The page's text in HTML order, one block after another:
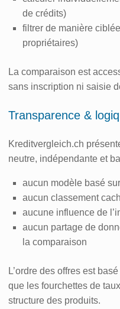
de crédits)
filtrer de manière
propriétaires)
La comparaison est
sans inscription ni saisie
Transparence &
Kreditvergleich.ch
neutre, indépendante et
aucun modèle basé
aucun classement
aucune influence de
aucun partage de
la comparaison
L’ordre des offres est
que les fourchettes de
structure des produits.